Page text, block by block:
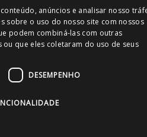
anúncios e analisar nosso
sobre o uso do nosso site com nossos
podem combiná-las com outras
que eles coletaram do uso de seus
DESEMPENHO